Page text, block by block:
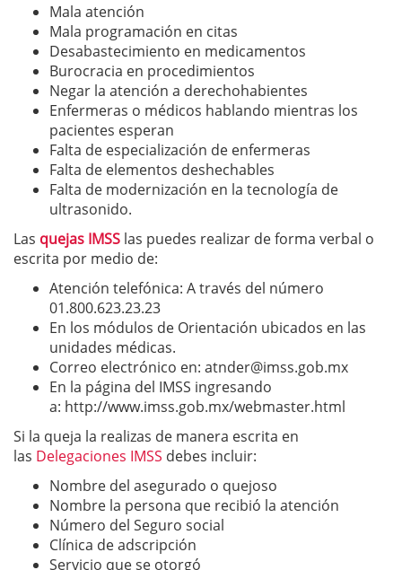
Mala atención
Mala programación en citas
Desabastecimiento en medicamentos
Burocracia en procedimientos
Negar la atención a derechohabientes
Enfermeras o médicos hablando mientras los
pacientes esperan
Falta de especialización de enfermeras
Falta de elementos deshechables
Falta de modernización en la tecnología de
ultrasonido.
Las quejas IMSS las puedes realizar de forma verbal o
escrita por medio de:
Atención telefónica: A través del número
01.800.623.23.23
En los módulos de Orientación ubicados en las
unidades médicas.
Correo electrónico en: atnder@imss.gob.mx
En la página del IMSS ingresando
a: http://www.imss.gob.mx/webmaster.html
Si la queja la realizas de manera escrita en
las Delegaciones IMSS debes incluir:
Nombre del asegurado o quejoso
Nombre la persona que recibió la atención
Número del Seguro social
Clínica de adscripción
Servicio que se otorgó